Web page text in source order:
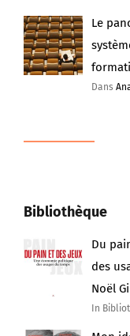
Le
Dans
Bibliothèque
Du
des
Noël
In